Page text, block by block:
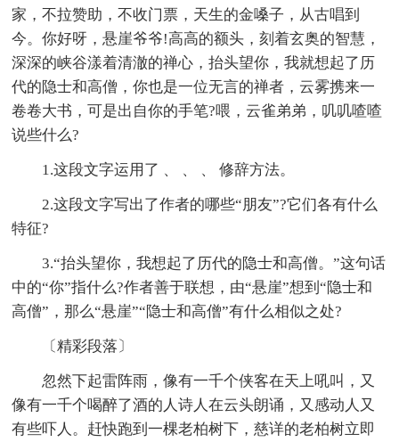
家，不拉赞助，不收门票，天生的金嗓子，从古唱到
今。你好呀，悬崖爷爷!高高的额头，刻着玄奥的智慧，
深深的峡谷漾着清澈的禅心，抬头望你，我就想起了历
代的隐士和高僧，你也是一位无言的禅者，云雾携来一
卷卷大书，可是出自你的手笔?喂，云雀弟弟，叽叽喳喳
说些什么?
1.这段文字运用了 、 、 、 修辞方法。
2.这段文字写出了作者的哪些“朋友”?它们各有什么
特征?
3.“抬头望你，我想起了历代的隐士和高僧。”这句话
中的“你”指什么?作者善于联想，由“悬崖”想到“隐士和
高僧”，那么“悬崖”“隐士和高僧”有什么相似之处?
〔精彩段落〕
忽然下起雷阵雨，像有一千个侠客在天上吼叫，又
像有一千个喝醉了酒的人诗人在云头朗诵，又感动人又
有些吓人。赶快跑到一棵老柏树下，慈详的老柏树立即